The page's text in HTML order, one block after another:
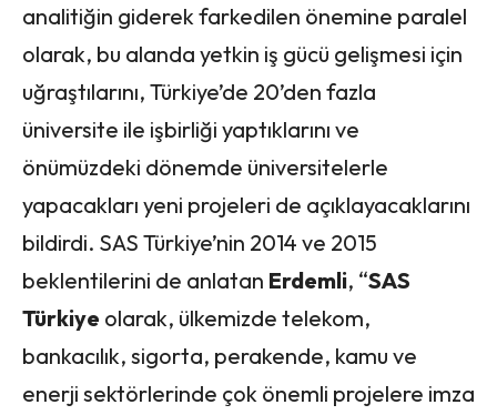
analitiğin giderek farkedilen önemine paralel
olarak, bu alanda yetkin iş gücü gelişmesi için
uğraştılarını, Türkiye’de 20’den fazla
üniversite ile işbirliği yaptıklarını ve
önümüzdeki dönemde üniversitelerle
yapacakları yeni projeleri de açıklayacaklarını
bildirdi. SAS Türkiye’nin 2014 ve 2015
beklentilerini de anlatan Erdemli, “SAS
Türkiye olarak, ülkemizde telekom,
bankacılık, sigorta, perakende, kamu ve
enerji sektörlerinde çok önemli projelere imza